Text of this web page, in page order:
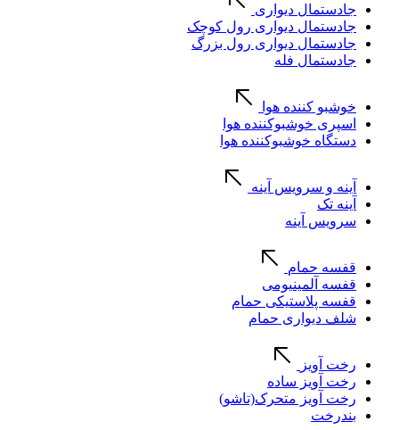
جادستمال دیواری
جادستمال دیواری رول کوچک
جادستمال دیواری رول بزرگ
جادستمال فله
خوشبو کننده هوا
اسپری خوشبوکننده هوا
دستگاه خوشبوکننده هوا
آینه و سرویس آینه
آینه تک
سرویس آینه
قفسه حمام
قفسه آلمینیومی
قفسه پلاستیکی حمام
شلف دیواری حمام
رخت آویز
رخت آویز ساده
رخت آویز متحرک(تاشو)
بندرخت